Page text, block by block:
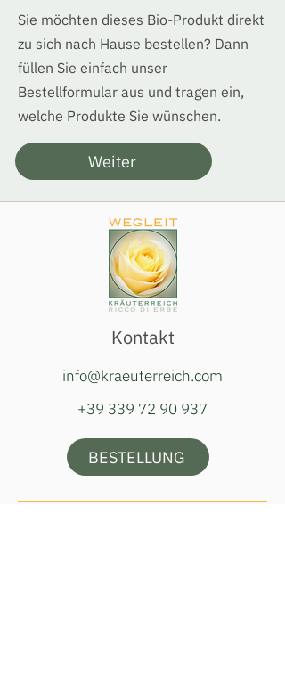
Sie möchten dieses Bio-Produkt direkt
zu sich nach Hause bestellen? Dann
füllen Sie einfach unser
Bestellformular aus und tragen ein,
welche Produkte Sie wünschen.
Weiter
Kontakt
info@kraeuterreich.com
+39 339 72 90 937
BESTELLUNG